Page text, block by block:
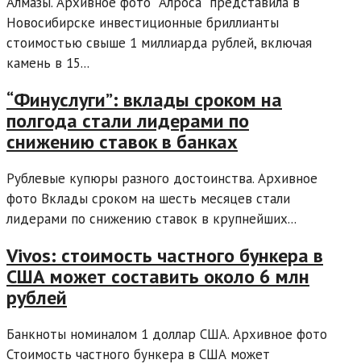
Новосибирске инвестиционные бриллианты
стоимостью свыше 1 миллиарда рублей, включая
камень в 15...
“Финуслуги”: вклады сроком на
полгода стали лидерами по
снижению ставок в банках
Рублевые купюры разного достоинства. Архивное
фото Вклады сроком на шесть месяцев стали
лидерами по снижению ставок в крупнейших...
Vivos: стоимость частного бункера в
США может составить около 6 млн
рублей
Банкноты номиналом 1 доллар США. Архивное фото
Стоимость частного бункера в США может